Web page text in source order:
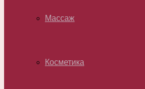
Массаж
Косметика